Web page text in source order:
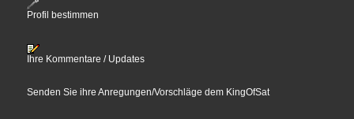
Profil bestimmen
Ihre Kommentare / Updates
Senden Sie ihre Anregungen/Vorschläge dem KingOfSat